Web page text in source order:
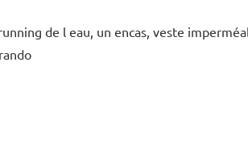
de l eau, un encas, veste